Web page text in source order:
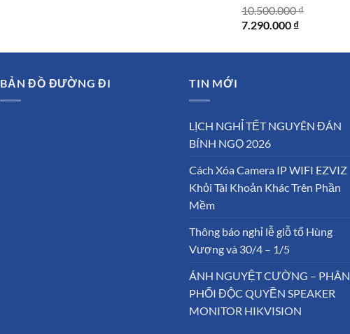
10.500.000₫
Giá
là:
7.290.000 ₫Giá
tại
BẢN ĐỒ ĐƯỜNG ĐI TIN MỚI
LỊCH NGHỈ TẾT NGUYÊN ĐÁN
BÍNH NGỌ 2026
Cách Xóa Camera IP WIFI EZVIZ
Khỏi Tài Khoản Khác Trên Phần
Mềm
Thông báo nghỉ lễ giỗ tổ Hùng
Vương và 30/4 – 1/5
ÁNH NGUYỆT CƯỜNG – PHÂN
PHỐI ĐỘC QUYỀN SPEAKER
MONITOR HIKVISION